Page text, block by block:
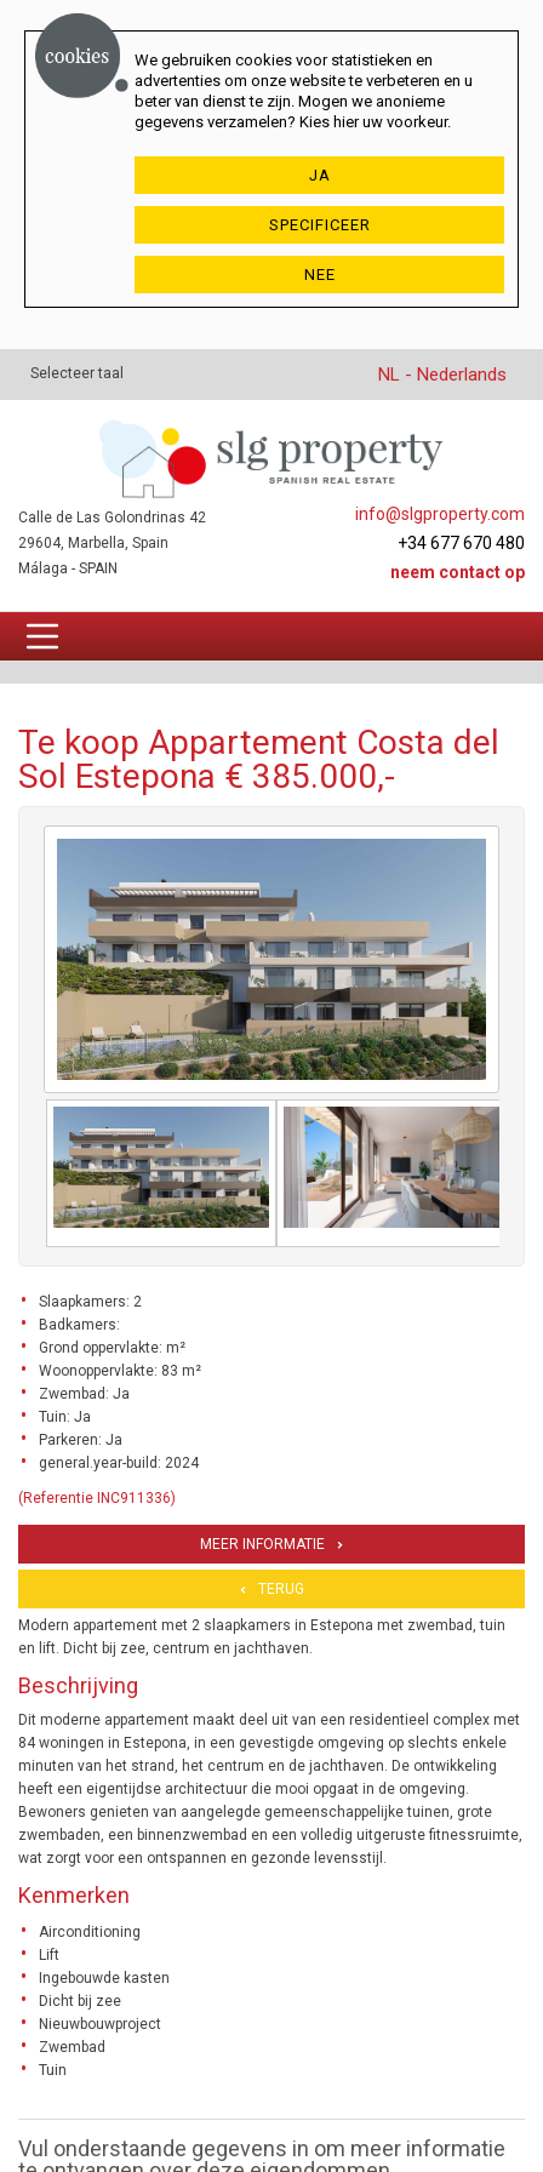
We gebruiken cookies voor statistieken en
advertenties om onze website te verbeteren en u
beter van dienst te zijn. Mogen we anonieme
gegevens verzamelen? Kies hier uw voorkeur.
JA
SPECIFICEER
NEE
Selecteer taal NL - Nederlands
info@slgproperty.com
+34 677 670 480
neem contact op
Calle de Las Golondrinas 42
29604, Marbella, Spain
Málaga - SPAIN
Te koop Appartement Costa del
Sol Estepona € 385.000,-
Slaapkamers: 2
Badkamers:
Grond oppervlakte: m²
Woonoppervlakte: 83 m²
Zwembad: Ja
Tuin: Ja
Parkeren: Ja
general.year-build: 2024
(Referentie INC911336)
MEER INFORMATIE
TERUG
Modern appartement met 2 slaapkamers in Estepona met zwembad, tuin
en lift. Dicht bij zee, centrum en jachthaven.
Beschrijving
Dit moderne appartement maakt deel uit van een residentieel complex met
84 woningen in Estepona, in een gevestigde omgeving op slechts enkele
minuten van het strand, het centrum en de jachthaven. De ontwikkeling
heeft een eigentijdse architectuur die mooi opgaat in de omgeving.
Bewoners genieten van aangelegde gemeenschappelijke tuinen, grote
zwembaden, een binnenzwembad en een volledig uitgeruste fitnessruimte,
wat zorgt voor een ontspannen en gezonde levensstijl.
Kenmerken
Airconditioning
Lift
Ingebouwde kasten
Dicht bij zee
Nieuwbouwproject
Zwembad
Tuin
Vul onderstaande gegevens in om meer informatie